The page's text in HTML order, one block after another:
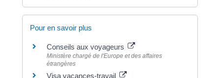
Pour en savoir plus
Conseils aux voyageurs
Ministère chargé de l'Europe et des affaires
étrangères
Visa vacances-travail